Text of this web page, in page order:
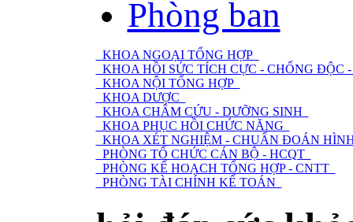
Phòng ban
KHOA NGOẠI TỔNG HỢP
KHOA HỒI SỨC TÍCH CỰC - CHỐNG
KHOA NỘI TỔNG HỢP
KHOA DƯỢC
KHOA CHÂM CỨU - DƯỠNG SINH
KHOA PHỤC HỒI CHỨC NĂNG
KHOA XÉT NGHIỆM - CHUẨN ĐOÁN
PHÒNG TỔ CHỨC CÁN BỘ - HCQT
PHÒNG KẾ HOẠCH TỔNG HỢP - CNTT
PHÒNG TÀI CHÍNH KẾ TOÁN